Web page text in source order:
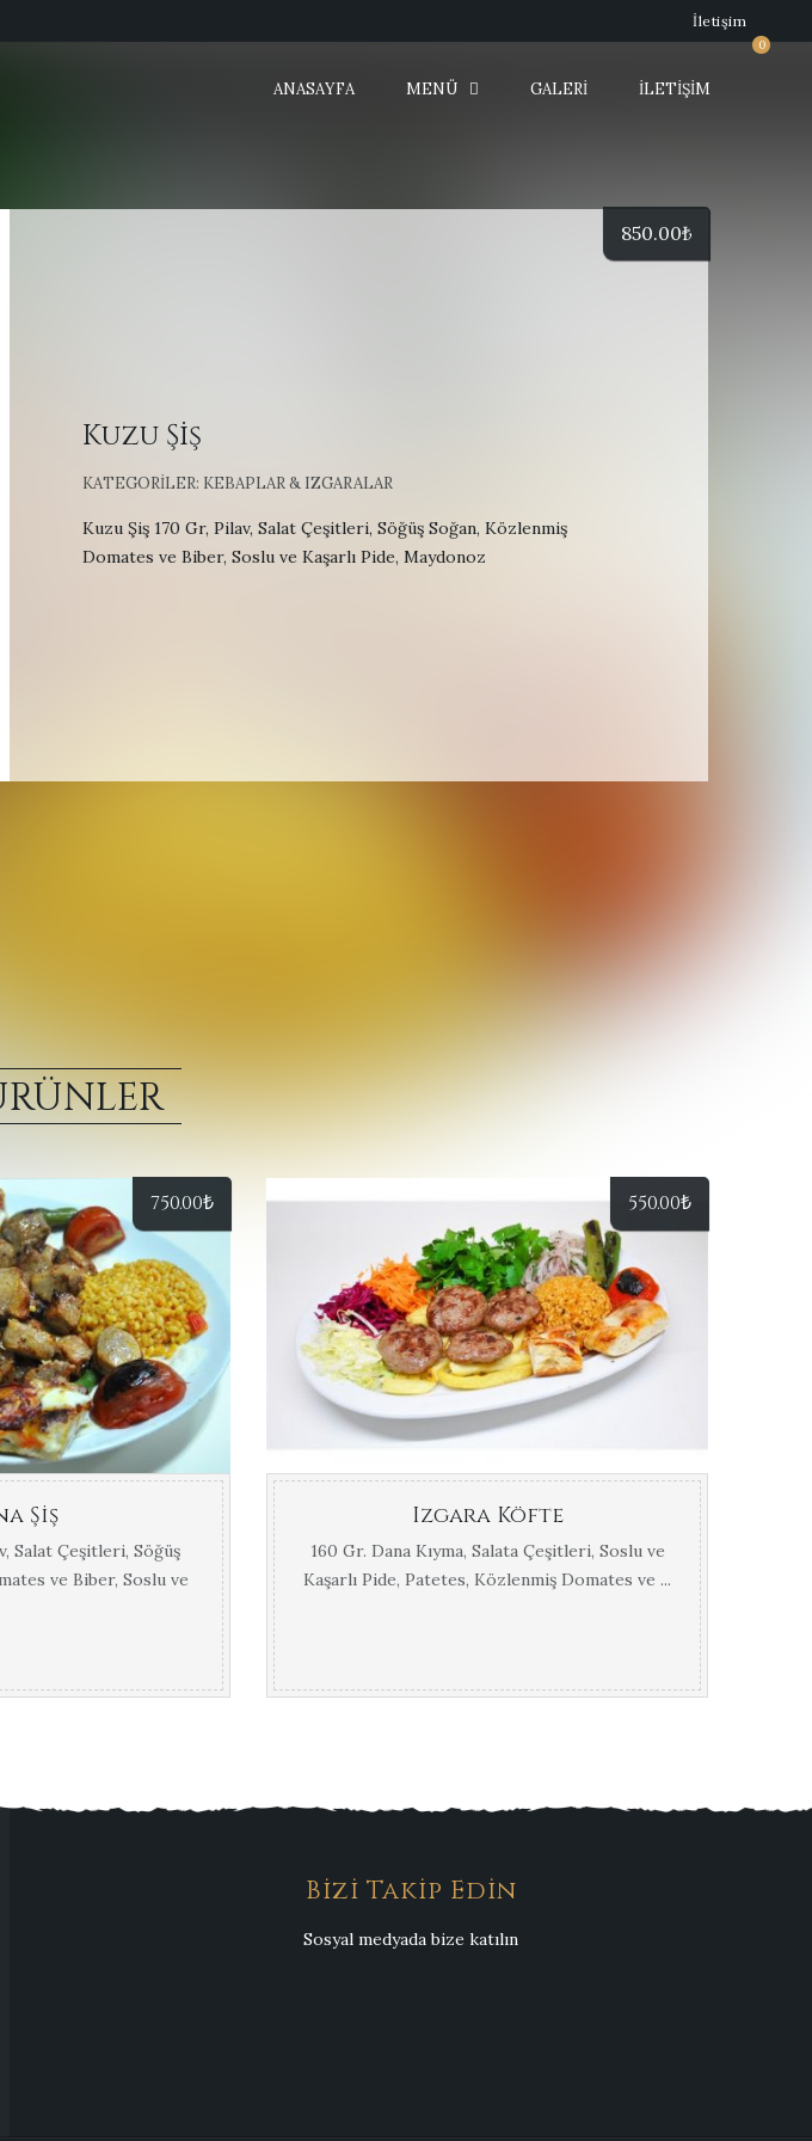
İletişim
0
ANASAYFA MENÜ GALERI İLETIŞIM
850.00₺
Kuzu Şiş
KATEGORILER: KEBAPLAR & IZGARALAR
Kuzu Şiş 170 Gr, Pilav, Salat Çeşitleri, Söğüş Soğan, Közlenmiş
Domates ve Biber, Soslu ve Kaşarlı Pide, Maydonoz
750.00₺
Şiş
Salat Çeşitleri, Söğüş
ve Biber, Soslu ve
550.00₺
Izgara Köfte
160 Gr. Dana Kıyma, Salata Çeşitleri, Soslu ve
Kaşarlı Pide, Patetes, Közlenmiş Domates ve ...
Bizi Takip Edin
Sosyal medyada bize katılın